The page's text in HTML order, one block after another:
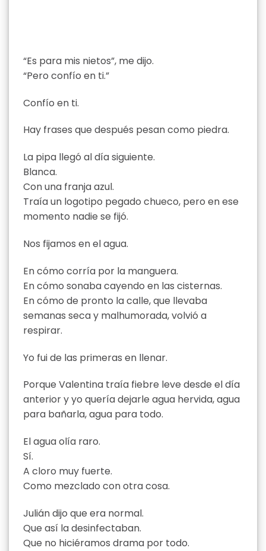
“Es para mis nietos”, me dijo.
“Pero confío en ti.”
Confío en ti.
Hay frases que después pesan como piedra.
La pipa llegó al día siguiente.
Blanca.
Con una franja azul.
Traía un logotipo pegado chueco, pero en ese
momento nadie se fijó.
Nos fijamos en el agua.
En cómo corría por la manguera.
En cómo sonaba cayendo en las cisternas.
En cómo de pronto la calle, que llevaba
semanas seca y malhumorada, volvió a
respirar.
Yo fui de las primeras en llenar.
Porque Valentina traía fiebre leve desde el día
anterior y yo quería dejarle agua hervida, agua
para bañarla, agua para todo.
El agua olía raro.
Sí.
A cloro muy fuerte.
Como mezclado con otra cosa.
Julián dijo que era normal.
Que así la desinfectaban.
Que no hiciéramos drama por todo.